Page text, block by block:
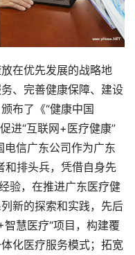
在优先发展的战略地
、完善健康保障、建设
布了《“健康中国
进“互联网+医疗健康”
信广东公司作为广东
和排头兵，凭借自身先
验，在推进广东医疗健
新的探索和实践，先后
慧医疗“项目，构建覆
化医疗服务模式；拓宽